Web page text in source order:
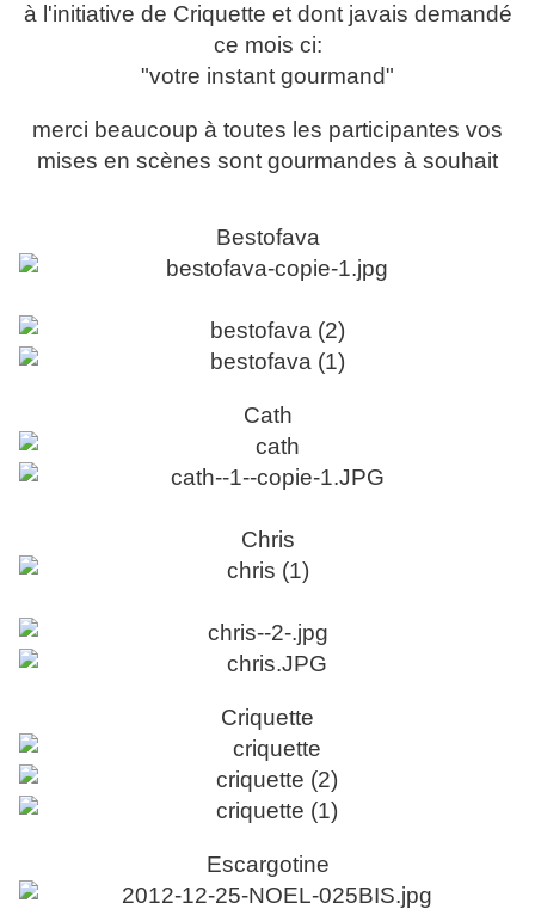
à l'initiative de Criquette et dont javais demandé
ce mois ci:
"votre instant gourmand"
merci beaucoup à toutes les participantes vos
mises en scènes sont gourmandes à souhait
Bestofava
Cath
Chris
Criquette
Escargotine